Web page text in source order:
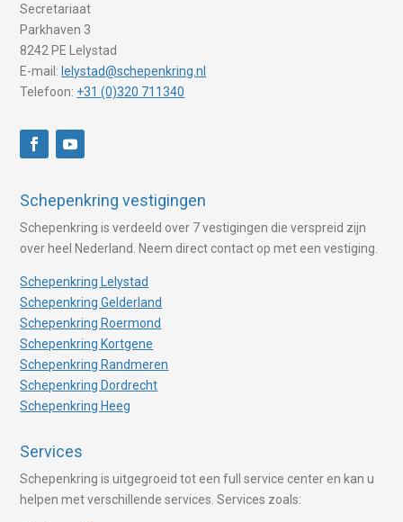
Secretariaat
Parkhaven 3
8242 PE Lelystad
E-mail: lelystad@schepenkring.nl
Telefoon: +31 (0)320 711340
Schepenkring vestigingen
Schepenkring is verdeeld over 7 vestigingen die verspreid zijn
over heel Nederland. Neem direct contact op met een vestiging.
Schepenkring Lelystad
Schepenkring Gelderland
Schepenkring Roermond
Schepenkring Kortgene
Schepenkring Randmeren
Schepenkring Dordrecht
Schepenkring Heeg
Services
Schepenkring is uitgegroeid tot een full service center en kan u
helpen met verschillende services. Services zoals: